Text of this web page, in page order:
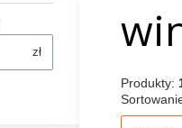
zł
Produkty: